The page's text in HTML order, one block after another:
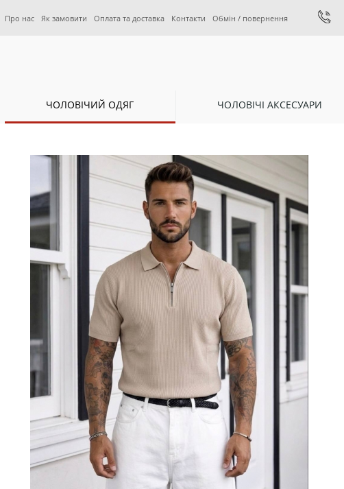
Про нас Як замовити Оплата та доставка Контакти Обмін / повернення
ЧОЛОВІЧИЙ ОДЯГ ЧОЛОВІЧІ АКСЕСУАРИ